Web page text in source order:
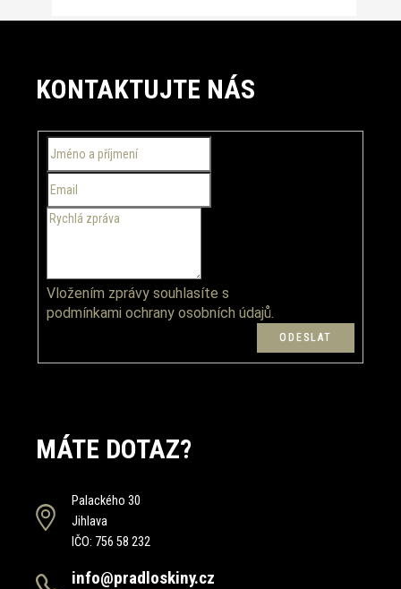
KONTAKTUJTE NÁS
Vložením zprávy souhlasíte s
podmínkami ochrany osobních údajů.
MÁTE DOTAZ?
Palackého 30
Jihlava
IČO: 756 58 232
info@pradloskiny.cz